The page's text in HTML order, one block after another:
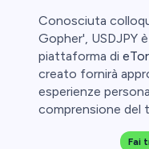
Conosciuta
Gopher', USDJPY
piattaforma di
creato fornirà
esperienze
comprensione del
Fai